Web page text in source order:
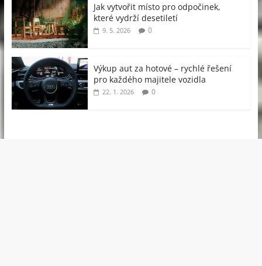
Jak vytvořit místo pro odpočinek,
které vydrží desetiletí
9. 5. 2026 0
Výkup aut za hotové – rychlé řešení
pro každého majitele vozidla
22. 1. 2026 0